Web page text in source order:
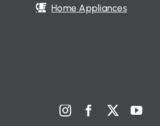
Home Appliances